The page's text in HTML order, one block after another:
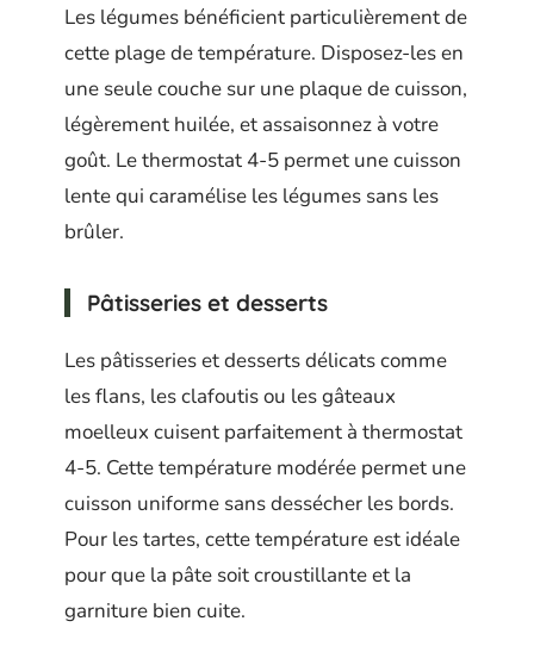
Les légumes bénéficient particulièrement de
cette plage de température. Disposez-les en
une seule couche sur une plaque de cuisson,
légèrement huilée, et assaisonnez à votre
goût. Le thermostat 4-5 permet une cuisson
lente qui caramélise les légumes sans les
brûler.
Pâtisseries et desserts
Les pâtisseries et desserts délicats comme
les flans, les clafoutis ou les gâteaux
moelleux cuisent parfaitement à thermostat
4-5. Cette température modérée permet une
cuisson uniforme sans dessécher les bords.
Pour les tartes, cette température est idéale
pour que la pâte soit croustillante et la
garniture bien cuite.